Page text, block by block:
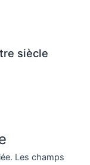
siècle
Les champs